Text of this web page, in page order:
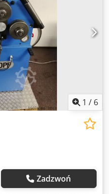
maszyny: 900 mm
maszyny: 375 kg
- płasko 120 x 15 (r 750)
60 x 10 (r 800) mm Profil
okrągły 35,0 (r 800) mm
mm Materiał
1 / 6
Zadzwoń